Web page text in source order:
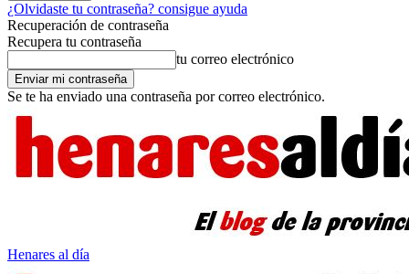
¿Olvidaste tu contraseña? consigue ayuda
Recuperación de contraseña
Recupera tu contraseña
tu correo electrónico
Se te ha enviado una contraseña por correo electrónico.
Henares al día